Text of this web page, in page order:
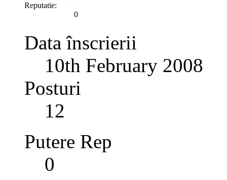
Reputatie:
0
Data înscrierii
10th February 2008
Posturi
12
Putere Rep
0